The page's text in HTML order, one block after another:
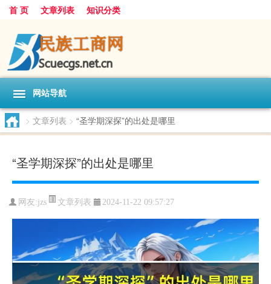
首 页 文章列表 知识分类
网站导航
> 文章列表 > “圣学期深探”的出处是哪里
“圣学期深探”的出处是哪里
网友:jzs 文章列表 2024-11-22 09:57:27